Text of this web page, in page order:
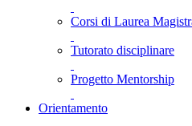
Corsi di Laurea
Tutorato disciplinare
Progetto Mentorship
Orientamento